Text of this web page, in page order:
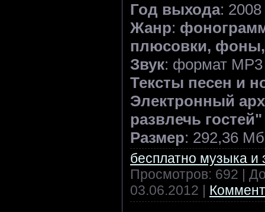
Год выхода: 2008
Жанр:
плюсовки, фоны,
Звук: формат MP3
Тексты песен и
Электронный
развлечь гостей"
Размер: 292,36 Мб
бесплатно музыка и
Просмотров: 692 |
03.06.2012